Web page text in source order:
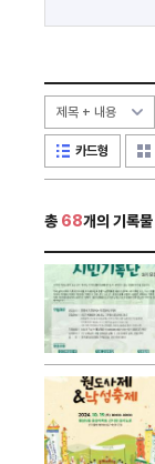
카드형
총 68개의 기록물